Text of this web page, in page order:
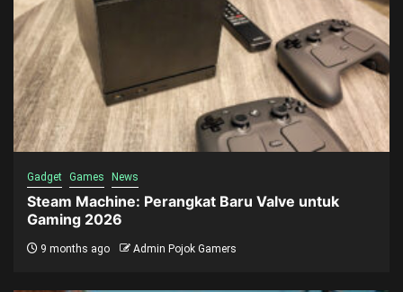
Gadget Games News
Steam Machine: Perangkat Baru Valve untuk
Gaming 2026
9 months ago Admin Pojok Gamers